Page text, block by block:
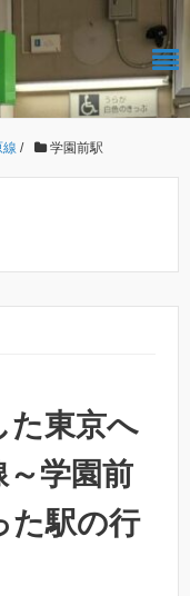
線 / 学園前駅
た東京へ
学園前
た駅の行